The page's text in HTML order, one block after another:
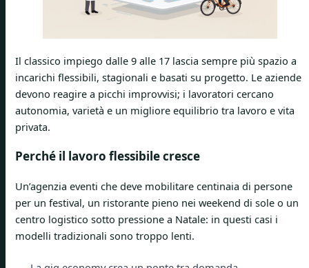
Il classico impiego dalle 9 alle 17 lascia sempre più spazio a
incarichi flessibili, stagionali e basati su progetto. Le aziende
devono reagire a picchi improvvisi; i lavoratori cercano
autonomia, varietà e un migliore equilibrio tra lavoro e vita
privata.
Perché il lavoro flessibile cresce
Un’agenzia eventi che deve mobilitare centinaia di persone
per un festival, un ristorante pieno nei weekend di sole o un
centro logistico sotto pressione a Natale: in questi casi i
modelli tradizionali sono troppo lenti.